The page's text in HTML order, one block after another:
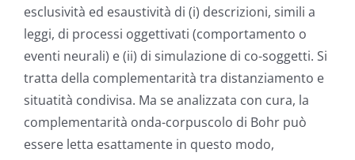
esclusività ed esaustività di (i) descrizioni, simili a
leggi, di processi oggettivati (comportamento o
eventi neurali) e (ii) di simulazione di co-soggetti. Si
tratta della complementarità tra distanziamento e
situatità condivisa. Ma se analizzata con cura, la
complementarità onda-corpuscolo di Bohr può
essere letta esattamente in questo modo,